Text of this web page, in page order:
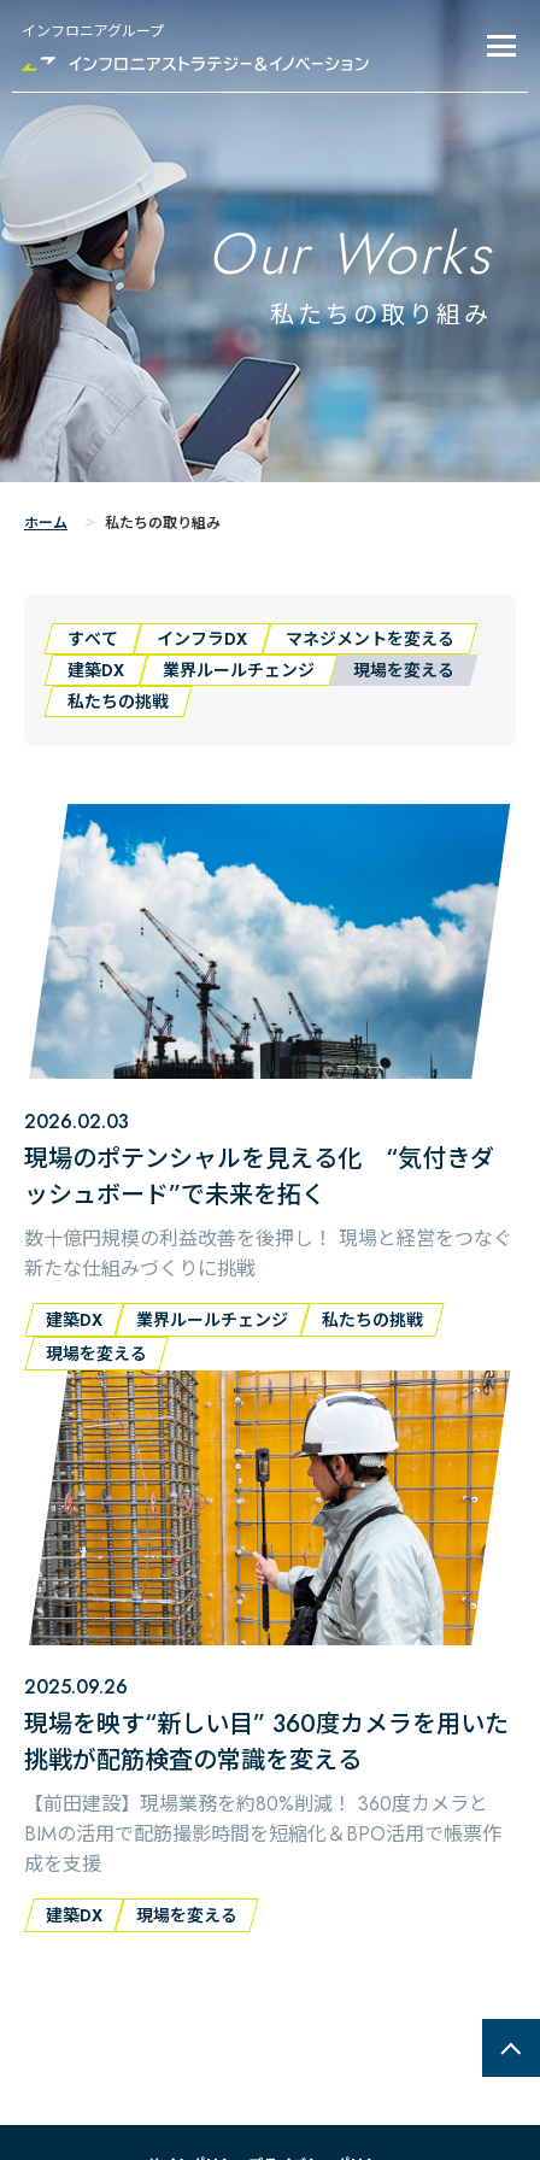
インフロニアグループ
Our Works
私たちの取り組み
ホーム 私たちの取り組み
すべて インフラDX
マネジメントを変える
建築DX
業界ルールチェンジ
現場を変える
私たちの挑戦
2026.02.03
現場のポテンシャルを見える化 “気付きダ
ッシュボード”で未来を拓く
数十億円規模の利益改善を後押し！ 現場と経営をつなぐ
新たな仕組みづくりに挑戦
建築DX 業界ルールチェンジ
私たちの挑戦
現場を変える
2025.09.26
現場を映す“新しい目” 360度カメラを用いた
挑戦が配筋検査の常識を変える
【前田建設】現場業務を約80%削減！ 360度カメラと
BIMの活用で配筋撮影時間を短縮化＆BPO活用で帳票作
成を支援
建築DX 現場を変える